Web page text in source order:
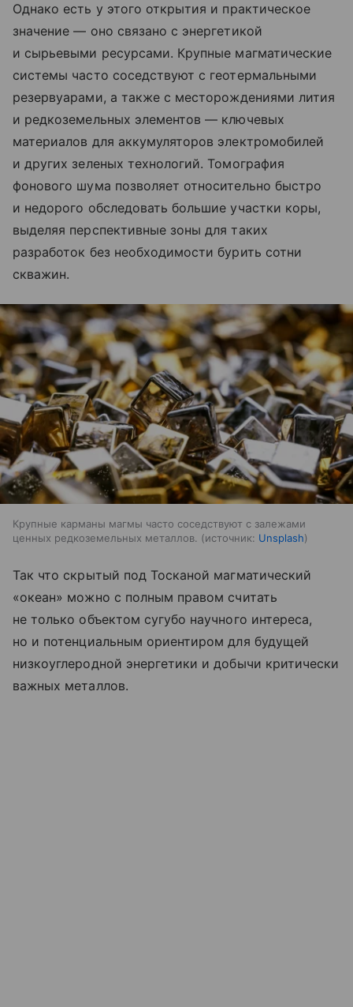
Однако есть у этого открытия и практическое
значение — оно связано с энергетикой
и сырьевыми ресурсами. Крупные магматические
системы часто соседствуют с геотермальными
резервуарами, а также с месторождениями лития
и редкоземельных элементов — ключевых
материалов для аккумуляторов электромобилей
и других зеленых технологий. Томография
фонового шума позволяет относительно быстро
и недорого обследовать большие участки коры,
выделяя перспективные зоны для таких
разработок без необходимости бурить сотни
скважин.
Крупные карманы магмы часто соседствуют с залежами
ценных редкоземельных металлов.
источник: Unsplash
Так что скрытый под Тосканой магматический
«океан» можно с полным правом считать
не только объектом сугубо научного интереса,
но и потенциальным ориентиром для будущей
низкоуглеродной энергетики и добычи критически
важных металлов.